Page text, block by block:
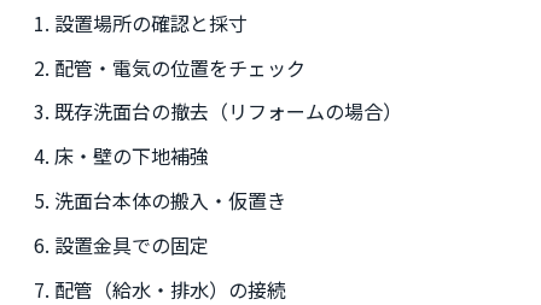
設置場所の確認と採寸
配管・電気の位置をチェック
既存洗面台の撤去（リフォームの場合）
床・壁の下地補強
洗面台本体の搬入・仮置き
設置金具での固定
配管（給水・排水）の接続